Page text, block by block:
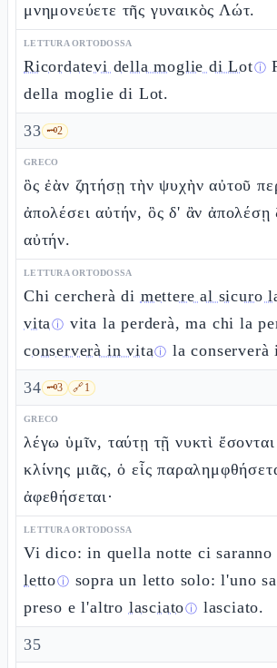
μνημονεύετε τῆς γυναικὸς Λώτ.
LETTURA ORTODOSSA
Ricordatevi della moglie di Lotⓘ
della moglie di Lot.
33 🗝️2
GRECO
ὃς ἐὰν ζητήσῃ τὴν ψυχὴν αὐτοῦ
ἀπολέσει αὐτήν, ὃς δ' ἂν ἀπολέσῃ
αὐτήν.
LETTURA ORTODOSSA
Chi cercherà di mettere al sicuro
vitaⓘ vita la perderà, ma chi la
conserverà in vitaⓘ la conserverà
34 🗝️3 🔗1
GRECO
λέγω ὑμῖν, ταύτῃ τῇ νυκτὶ
κλίνης μιᾶς, ὁ εἷς
ἀφεθήσεται·
LETTURA ORTODOSSA
Vi dico: in quella notte ci saranno
lettoⓘ sopra un letto solo: l'uno
preso e l'altro lasciatoⓘ lasciato.
35